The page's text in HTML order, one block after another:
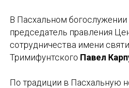
В Пасхальном богослужении
председатель правления
сотрудничества имени
Тримифунтского Павел
По традиции в Пасхальную